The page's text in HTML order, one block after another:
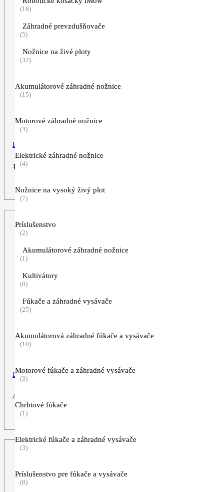
Box obedový STIHL
10,90
10,90€.4,99€.
ZOBRAZIŤ VIAC
Bunda do vetra
49,90
ZOBRAZIŤ VIAC
(16)
Záhradné prevzdušňovače
(5)
Nožnice na živé ploty
(32)
Akumulátorové záhradné nožnice
(15)
Motorové záhradné nožnice
(4)
Elektrické záhradné nožnice
(4)
Nožnice na vysoký živý plot
(7)
Príslušenstvo
(2)
Akumulátorové záhradné nožnice
(1)
Kultivátory
(8)
Fúkače a záhradné vysávače
(25)
Akumulátorová záhradné fúkače a vysávače
(10)
Motorové fúkače a záhradné vysávače
(3)
Chrbtové fúkače
(1)
Elektrické fúkače a záhradné vysávače
(3)
Príslušenstvo pre fúkače a vysávače
(8)